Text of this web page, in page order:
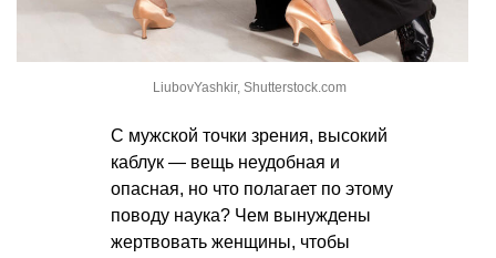
LiubovYashkir, Shutterstock.com
С мужской точки зрения, высокий
каблук — вещь неудобная и
опасная, но что полагает по этому
поводу наука? Чем вынуждены
жертвовать женщины, чтобы